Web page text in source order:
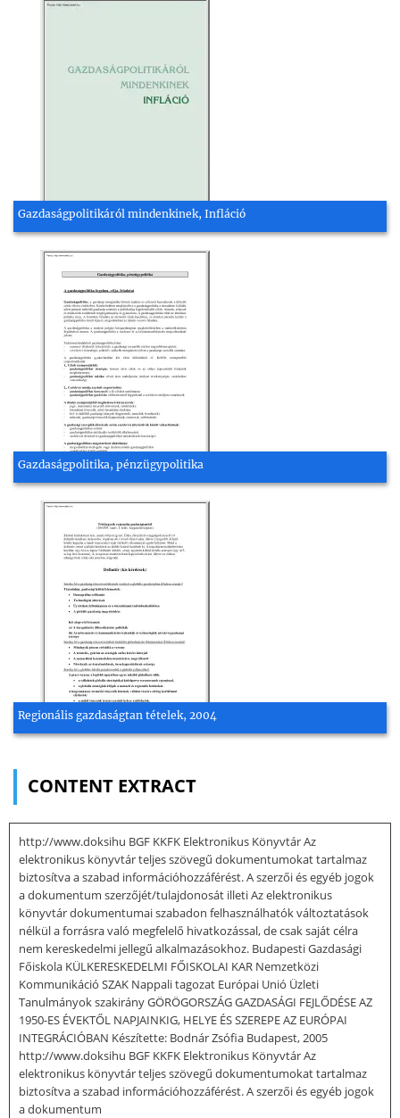
Gazdaságpolitikáról mindenkinek, Infláció
Gazdaságpolitika, pénzügypolitika
Regionális gazdaságtan tételek, 2004
CONTENT EXTRACT
http://www.doksihu BGF KKFK Elektronikus Könyvtár Az
elektronikus könyvtár teljes szövegű dokumentumokat tartalmaz
biztosítva a szabad információhozzáférést. A szerzői és egyéb jogok
a dokumentum szerzőjét/tulajdonosát illeti Az elektronikus
könyvtár dokumentumai szabadon felhasználhatók változtatások
nélkül a forrásra való megfelelő hivatkozással, de csak saját célra
nem kereskedelmi jellegű alkalmazásokhoz. Budapesti Gazdasági
Főiskola KÜLKERESKEDELMI FŐISKOLAI KAR Nemzetközi
Kommunikáció SZAK Nappali tagozat Európai Unió Üzleti
Tanulmányok szakirány GÖRÖGORSZÁG GAZDASÁGI FEJLŐDÉSE AZ
1950-ES ÉVEKTŐL NAPJAINKIG, HELYE ÉS SZEREPE AZ EURÓPAI
INTEGRÁCIÓBAN Készítette: Bodnár Zsófia Budapest, 2005
http://www.doksihu BGF KKFK Elektronikus Könyvtár Az
elektronikus könyvtár teljes szövegű dokumentumokat tartalmaz
biztosítva a szabad információhozzáférést. A szerzői és egyéb jogok
a dokumentum